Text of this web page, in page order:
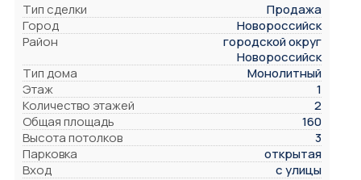
Тип сделки
Продажа
Город
Новороссийск
Район
городской округ
Новороссийск
Тип дома
Монолитный
Этаж
1
Количество этажей
2
Общая площадь
160
Высота потолков
3
Парковка
открытая
Вход
с улицы